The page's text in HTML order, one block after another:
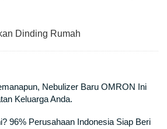
Dinding Rumah
Nebulizer Baru OMRON Ini
Keluarga Anda.
96% Perusahaan Indonesia Siap Beri